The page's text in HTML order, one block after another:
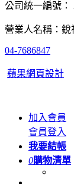
公司統一編號：
營業人名稱：銳
04-7686847
蘋果網頁設計
加入會員
會員登入
我要結帳
0購物清單